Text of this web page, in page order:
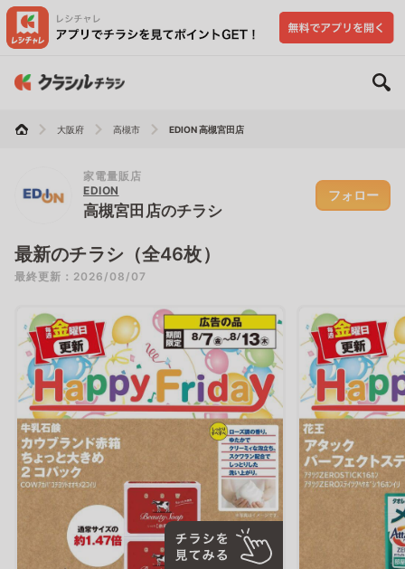
大阪府 高槻市 EDION 高槻宮田店
家電量販店
EDION
高槻宮田店のチラシ
フォロー
最新のチラシ（全46枚）
最終更新：2026/08/07